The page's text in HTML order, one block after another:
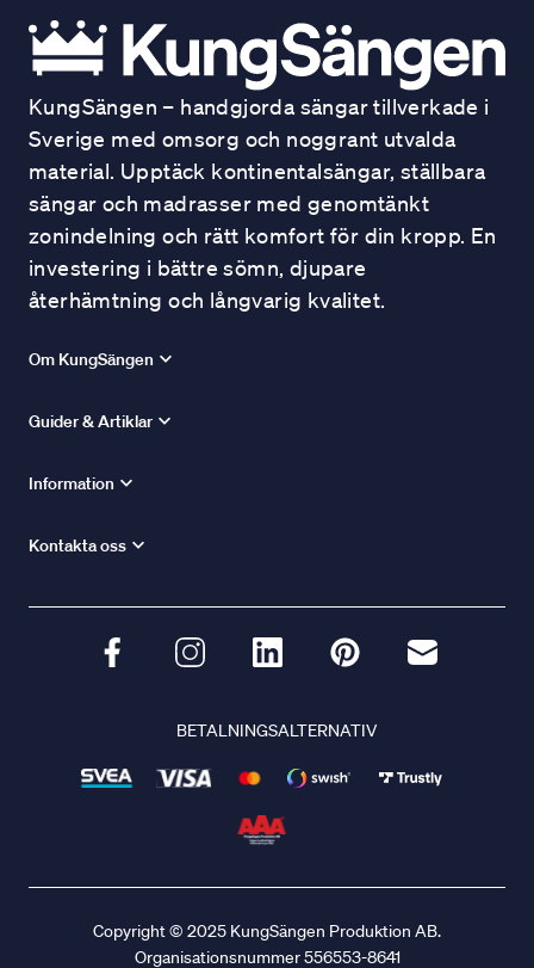
KungSängen – handgjorda sängar tillverkade i
Sverige med omsorg och noggrant utvalda
material. Upptäck kontinentalsängar, ställbara
sängar och madrasser med genomtänkt
zonindelning och rätt komfort för din kropp. En
investering i bättre sömn, djupare
återhämtning och långvarig kvalitet.
Om KungSängen
Guider & Artiklar
Information
Kontakta oss
BETALNINGSALTERNATIV
Copyright © 2025 KungSängen Produktion AB.
Organisationsnummer 556553-8641